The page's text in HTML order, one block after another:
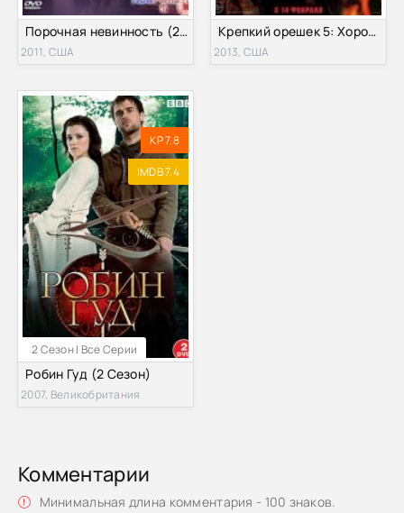
Порочная невинность (2011)
2011, США
Крепкий орешек 5: Хороший день, чтобы умереть (2013)
2013, США
2 Сезон | Все Серии
KP 7.8
IMDB 7.4
Робин Гуд (2 Сезон)
2007, Великобритания
Комментарии
Минимальная длина комментария - 100 знаков.